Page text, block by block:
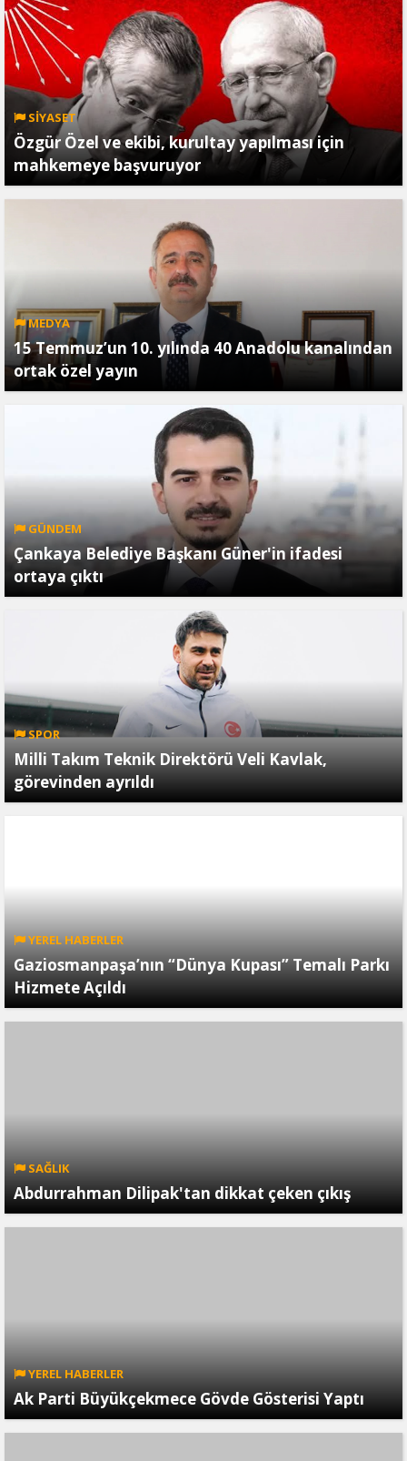
SİYASET
Özgür Özel ve ekibi, kurultay yapılması için
mahkemeye başvuruyor
MEDYA
15 Temmuz’un 10. yılında 40 Anadolu kanalından
ortak özel yayın
GÜNDEM
Çankaya Belediye Başkanı Güner'in ifadesi
ortaya çıktı
SPOR
Milli Takım Teknik Direktörü Veli Kavlak,
görevinden ayrıldı
YEREL HABERLER
Gaziosmanpaşa’nın “Dünya Kupası” Temalı Parkı
Hizmete Açıldı
SAĞLIK
Abdurrahman Dilipak'tan dikkat çeken çıkış
YEREL HABERLER
Ak Parti Büyükçekmece Gövde Gösterisi Yaptı